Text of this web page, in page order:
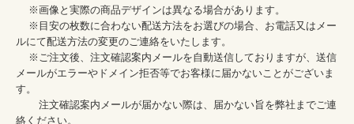
ルにて配送方法の変更のご連絡をいたします。
メールがエラーやドメイン拒否等でお客様に届かないことがございま
す。
絡ください。